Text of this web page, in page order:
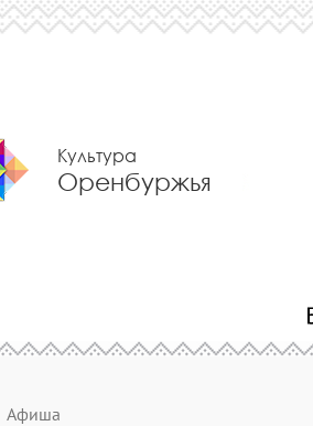
Культура
Оренбуржья
Афиша